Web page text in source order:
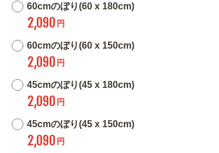
60cmのぼり(60 x 180cm)
2,090 円
60cmのぼり(60 x 150cm)
2,090 円
45cmのぼり(45 x 180cm)
2,090 円
45cmのぼり(45 x 150cm)
2,090 円